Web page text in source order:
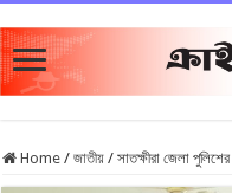
Home / জাতীয় / সাতক্ষীরা জেলা